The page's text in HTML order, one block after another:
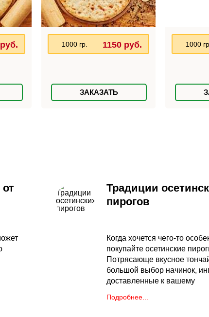
1000 гр. 1150 руб.
ЗАКАЗАТЬ
1000 гр.
Традиции
пирогов
Когда хочется чего-то
покупайте осетинские
Потрясающе вкусное
большой выбор начинок,
доставленные к вашему
Подробнее...